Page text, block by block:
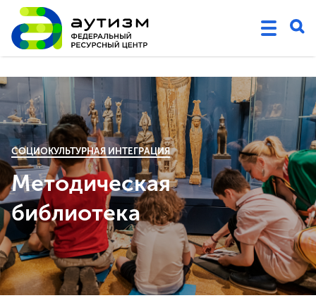
СОЦИОКУЛЬТУРНАЯ ИНТЕГРАЦИЯ
Методическая
библиотека